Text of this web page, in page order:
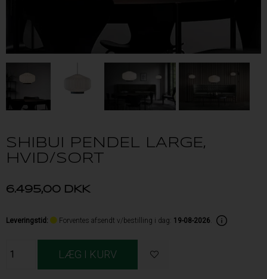
SHIBUI PENDEL LARGE,
HVID/SORT
6.495,00 DKK
Leveringstid : Forventes afsendt v/bestilling i dag: 19-08-2026